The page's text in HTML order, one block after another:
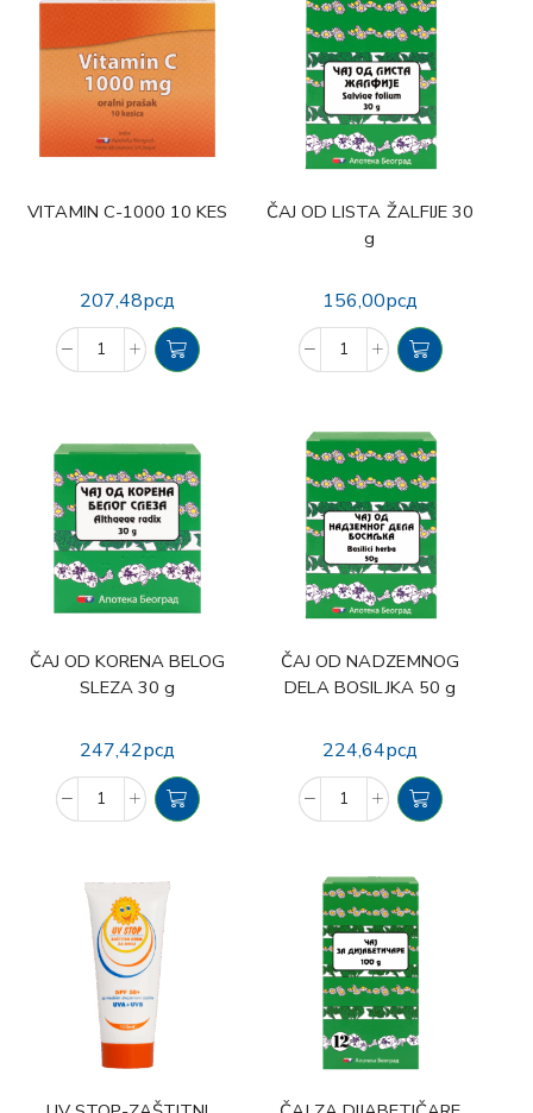
VITAMIN C-1000 10 KES
207,48рсд
ČAJ OD LISTA ŽALFIJE 30
g
156,00рсд
ČAJ OD KORENA BELOG
SLEZA 30 g
247,42рсд
ČAJ OD NADZEMNOG
DELA BOSILJKA 50 g
224,64рсд